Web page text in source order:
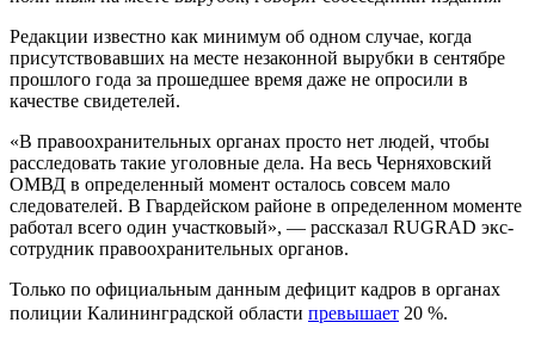
Редакции известно как минимум об одном случае, когда
присутствовавших на месте незаконной вырубки в сентябре
прошлого года за прошедшее время даже не опросили в
качестве свидетелей.
«В правоохранительных органах просто нет людей, чтобы
расследовать такие уголовные дела. На весь Черняховский
ОМВД в определенный момент осталось совсем мало
следователей. В Гвардейском районе в определенном моменте
работал всего один участковый», — рассказал RUGRAD экс-
сотрудник правоохранительных органов.
Только по официальным данным дефицит кадров в органах
полиции Калининградской области превышает 20 %.